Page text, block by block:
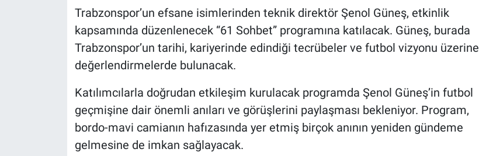
Trabzonspor’un efsane isimlerinden teknik direktör Şenol Güneş, etkinlik
kapsamında düzenlenecek “61 Sohbet” programına katılacak. Güneş, burada
Trabzonspor’un tarihi, kariyerinde edindiği tecrübeler ve futbol vizyonu üzerine
değerlendirmelerde bulunacak.
Katılımcılarla doğrudan etkileşim kurulacak programda Şenol Güneş’in futbol
geçmişine dair önemli anıları ve görüşlerini paylaşması bekleniyor. Program,
bordo-mavi camianın hafızasında yer etmiş birçok anının yeniden gündeme
gelmesine de imkan sağlayacak.